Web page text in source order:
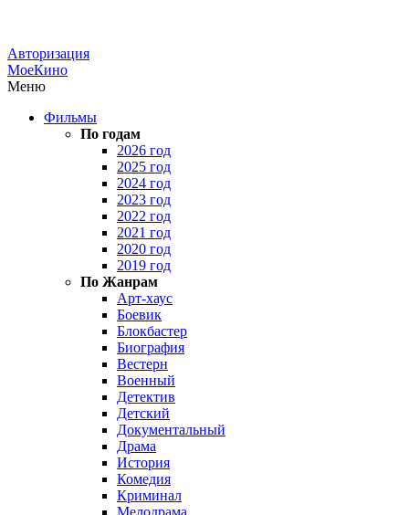
Авторизация
МоеКино
Меню
Фильмы
По годам
2026 год
2025 год
2024 год
2023 год
2022 год
2021 год
2020 год
2019 год
По Жанрам
Арт-хаус
Боевик
Блокбастер
Биография
Вестерн
Военный
Детектив
Детский
Документальный
Драма
История
Комедия
Криминал
Мелодрама